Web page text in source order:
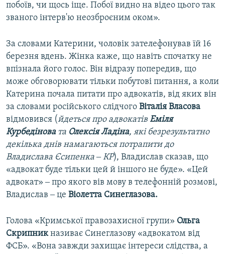
побоїв, чи щось іще. Побої видно на відео цього так
званого інтерв'ю неозброєним оком».
За словами Катерини, чоловік зателефонував їй 16
березня вдень. Жінка каже, що навіть спочатку не
впізнала його голос. Він відразу попередив, що
може обговорювати тільки побутові питання, а коли
Катерина почала питати про адвокатів, від яких він
за словами російського слідчого Віталія Власова
відмовився (йдеться про адвокатів Еміля
Курбедіновата Олексія Ладіна, які безрезультатно
декілька днів намагаються потрапити до
Владислава Єсипенка ‒ КР), Владислав сказав, що
«адвокат буде тільки цей й іншого не буде». «Цей
адвокат» ‒ про якого вів мову в телефонній розмові,
Владислав ‒ це Віолетта Синеглазова.
Голова «Кримської правозахисної групи» Ольга
Скрипникназиває Синеглазову «адвокатом від
ФСБ». «Вона завжди захищає інтереси слідства, а